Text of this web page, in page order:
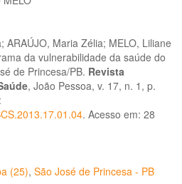
ARAÚJO, Maria Zélia; MELO, Liliane
da vulnerabilidade da saúde do
de Princesa/PB. Revista
, João Pessoa, v. 17, n. 1, p.
. Acesso em: 28
(25), São José de Princesa - PB